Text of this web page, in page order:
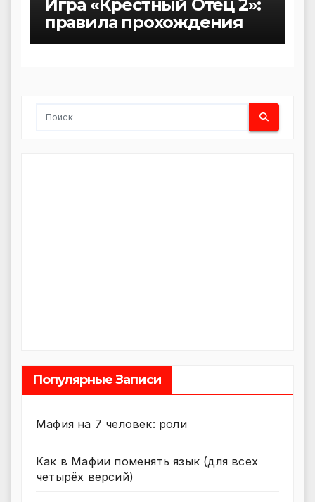
Игра «Крестный Отец 2»:
правила прохождения
Популярные Записи
Мафия на 7 человек: роли
Как в Мафии поменять язык (для всех
четырёх версий)